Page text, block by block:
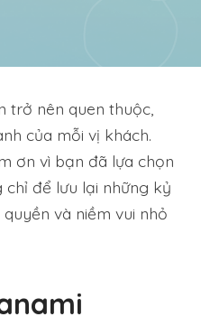
trở nên quen thuộc,
của mỗi vị khách.
ơn vì bạn đã lựa chọn
chỉ để lưu lại những kỷ
và niềm vui nhỏ